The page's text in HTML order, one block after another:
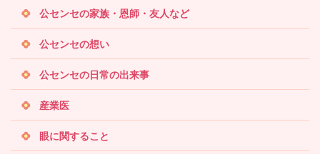
公センセの家族・恩師・友人など
公センセの想い
公センセの日常の出来事
産業医
眼に関すること